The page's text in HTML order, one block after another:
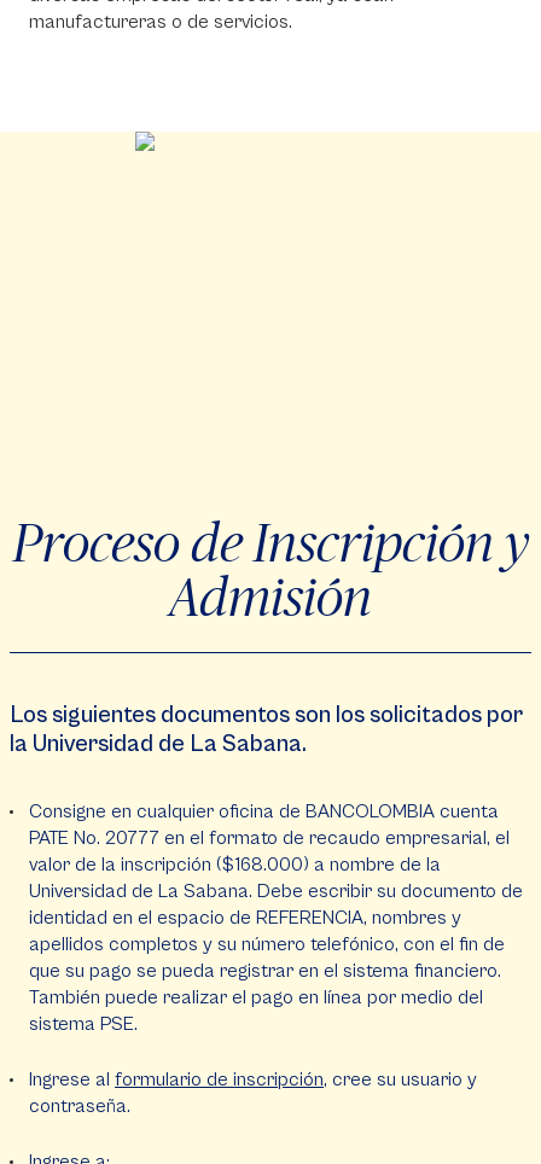
manufactureras o de servicios.
Proceso de Inscripción y
Admisión
Los siguientes documentos son los solicitados por
la Universidad de La Sabana.
Consigne en cualquier oficina de BANCOLOMBIA cuenta
PATE No. 20777 en el formato de recaudo empresarial, el
valor de la inscripción ($168.000) a nombre de la
Universidad de La Sabana. Debe escribir su documento de
identidad en el espacio de REFERENCIA, nombres y
apellidos completos y su número telefónico, con el fin de
que su pago se pueda registrar en el sistema financiero.
También puede realizar el pago en línea por medio del
sistema PSE.
Ingrese al formulario de inscripción, cree su usuario y
contraseña.